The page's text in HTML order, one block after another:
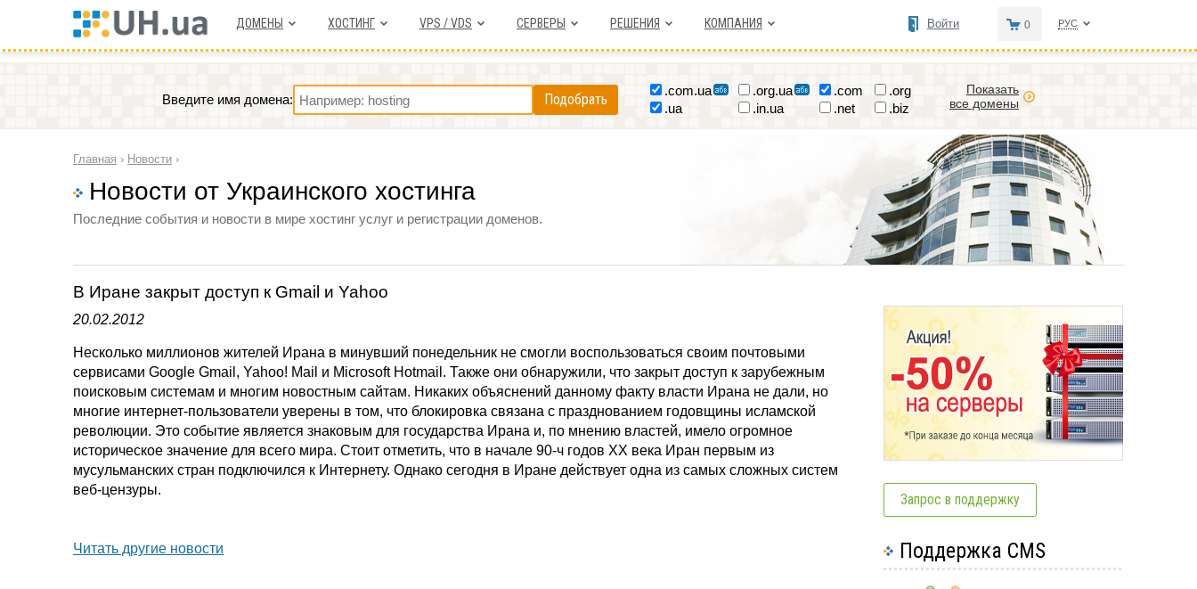
ДОМЕНЫ ХОСТИНГ VPS / VDS СЕРВЕРЫ РЕШЕНИЯ КОМПАНИЯ РУС
0
Войти
Введите имя домена: Подобрать
.com.ua .org.ua .com
.org
.ua
.in.ua .net .biz
Показать
все домены
Главная › Новости ›
Новости от Украинского хостинга
Последние события и новости в мире хостинг услуг и регистрации доменов.
В Иране закрыт доступ к Gmail и Yahoo
20.02.2012
Несколько миллионов жителей Ирана в минувший понедельник не смогли воспользоваться своим почтовыми
сервисами Google Gmail, Yahoo! Mail и Microsoft Hotmail. Также они обнаружили, что закрыт доступ к зарубежным
поисковым системам и многим новостным сайтам. Никаких объяснений данному факту власти Ирана не дали, но
многие интернет-пользователи уверены в том, что блокировка связана с празднованием годовщины исламской
революции. Это событие является знаковым для государства Ирана и, по мнению властей, имело огромное
историческое значение для всего мира. Стоит отметить, что в начале 90-ч годов XX века Иран первым из
мусульманских стран подключился к Интернету. Однако сегодня в Иране действует одна из самых сложных систем
веб-цензуры.
Читать другие новости
Запрос в поддержку
Поддержка CMS